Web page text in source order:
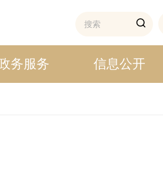
务服务 信息公开